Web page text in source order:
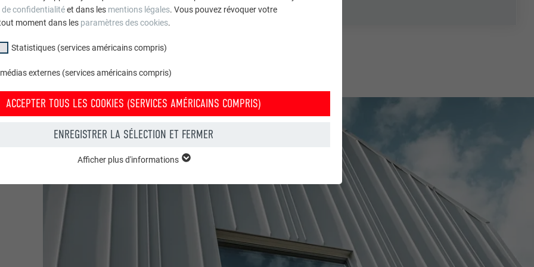
& Wir
confidentialitéet dans les mentions légales. Vous pouvez révoquer votre
moment dans les paramètres des cookies.
Statistiques (services américains compris)
externes (services américains compris)
ACCEPTER TOUS LES COOKIES (SERVICES AMÉRICAINS COMPRIS)
ENREGISTRER LA SÉLECTION ET FERMER
le site Internet fonctionne correctement.
Afficher les informations relatives aux cookies
AMÉRICAINS COMPRIS)
(services américains compris) » nous aident à comprendre comment le site
Afficher plus d'informations